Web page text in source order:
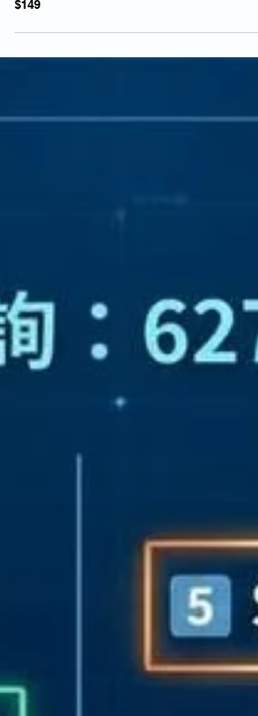
月/包12個月Disney+ 5G 本地100GB巨量數據